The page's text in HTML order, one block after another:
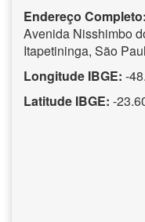
Endereço Completo:
Avenida Nisshimbo
Itapetininga, São
Longitude IBGE: -
Latitude IBGE: -